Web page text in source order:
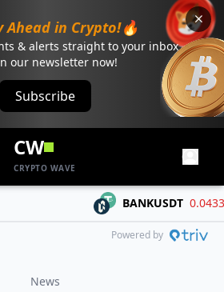
Ahead in Crypto!🔥
& alerts straight to your inbox
our newsletter now!
Subscribe
CW
CRYPTO WAVE
BANKUSDT 0.04334
Powered by
News